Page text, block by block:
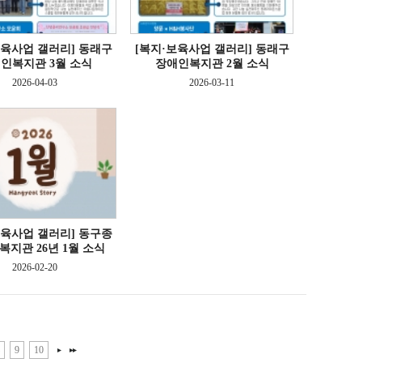
사업 갤러리] 동래구
복지관 3월 소식
2026-04-03
[복지·보육사업 갤러리] 동래구
장애인복지관 2월 소식
2026-03-11
사업 갤러리] 동구종
지관 26년 1월 소식
2026-02-20
9 10